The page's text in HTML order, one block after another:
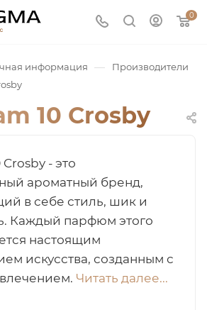
0
информация — Производители
10 Crosby
- это
ароматный бренд,
в себе стиль, шик и
Каждый парфюм этого
настоящим
искусства, созданным с
Читать далее...